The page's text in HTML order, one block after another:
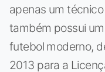
apenas um
também possui
futebol moderno,
2013 para a